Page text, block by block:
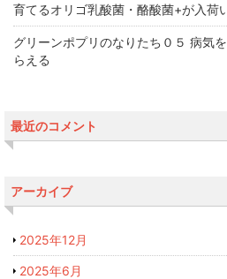
育てるオリゴ乳酸菌・酪酸菌+が入荷
グリーンポプリのなりたち０５ 病気
らえる
最近のコメント
アーカイブ
2025年12月
2025年6月